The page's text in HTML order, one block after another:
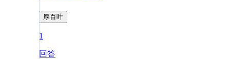
厚百叶
1
回答